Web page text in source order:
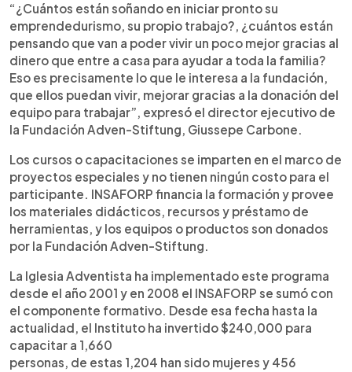
“¿Cuántos están soñando en iniciar pronto su
emprendedurismo, su propio trabajo?, ¿cuántos están
pensando que van a poder vivir un poco mejor gracias al
dinero que entre a casa para ayudar a toda la familia?
Eso es precisamente lo que le interesa a la fundación,
que ellos puedan vivir, mejorar gracias a la donación del
equipo para trabajar”, expresó el director ejecutivo de
la Fundación Adven-Stiftung, Giussepe Carbone.
Los cursos o capacitaciones se imparten en el marco de
proyectos especiales y no tienen ningún costo para el
participante. INSAFORP financia la formación y provee
los materiales didácticos, recursos y préstamo de
herramientas, y los equipos o productos son donados
por la Fundación Adven-Stiftung.
La Iglesia Adventista ha implementado este programa
desde el año 2001 y en 2008 el INSAFORP se sumó con
el componente formativo. Desde esa fecha hasta la
actualidad, el Instituto ha invertido $240,000 para
capacitar a 1,660
personas, de estas 1,204 han sido mujeres y 456